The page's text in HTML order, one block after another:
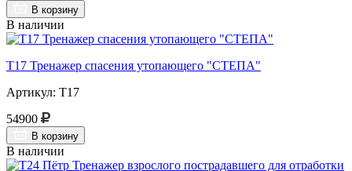
В корзину
В наличии
Т17 Тренажер спасения утопающего "СТЕПА"
Артикул: Т17
54900
В корзину
В наличии